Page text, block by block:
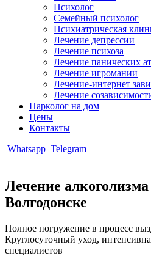
Психолог
Семейный психолог
Психиатрическая
Лечение депрессии
Лечение психоза
Лечение панических
Лечение игромании
Лечение-интернет
Лечение
Нарколог на дом
Цены
Контакты
Whatsapp Telegram
Лечение
Волгодонске
Полное погружение в процесс
Круглосуточный уход,
специалистов